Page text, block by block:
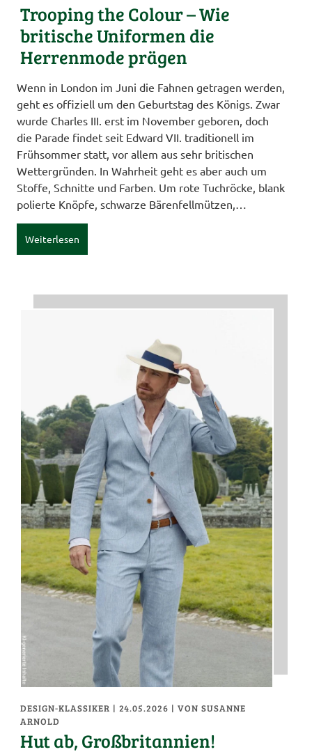
Trooping the Colour – Wie
britische Uniformen die
Herrenmode prägen
Wenn in London im Juni die Fahnen getragen werden,
geht es offiziell um den Geburtstag des Königs. Zwar
wurde Charles III. erst im November geboren, doch
die Parade findet seit Edward VII. traditionell im
Frühsommer statt, vor allem aus sehr britischen
Wettergründen. In Wahrheit geht es aber auch um
Stoffe, Schnitte und Farben. Um rote Tuchröcke, blank
polierte Knöpfe, schwarze Bärenfellmützen,…
Weiterlesen
DESIGN-KLASSIKER | 24.05.2026 | VON SUSANNE
ARNOLD
Hut ab, Großbritannien!